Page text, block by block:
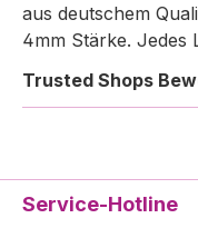
aus deutschem
4mm Stärke. Jedes
Trusted Shops
Service-Hotline